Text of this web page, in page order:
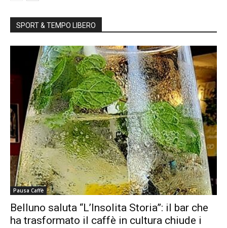
SPORT & TEMPO LIBERO
Pausa Caffè
Belluno saluta “L’Insolita Storia”: il bar che
ha trasformato il caffè in cultura chiude i